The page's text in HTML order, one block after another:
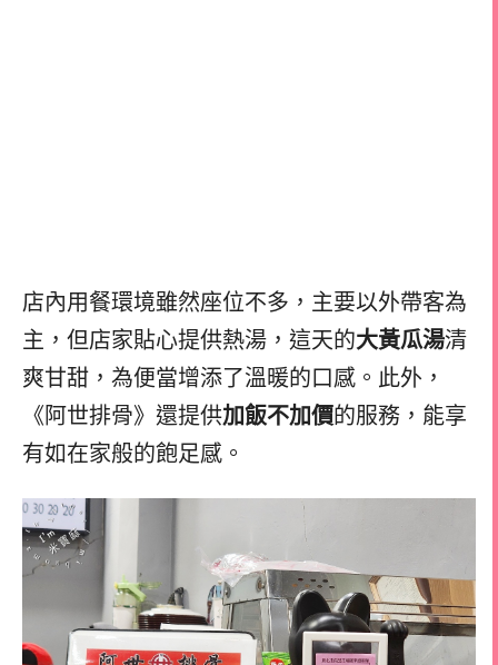
店內用餐環境雖然座位不多，主要以外帶客為
主，但店家貼心提供熱湯，這天的大黃瓜湯清
爽甘甜，為便當增添了溫暖的口感。此外，
《阿世排骨》還提供加飯不加價的服務，能享
有如在家般的飽足感。